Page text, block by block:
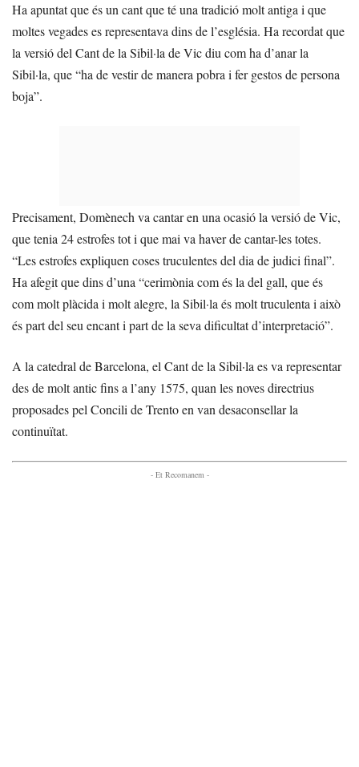
Ha apuntat que és un cant que té una tradició molt antiga i que
moltes vegades es representava dins de l’església. Ha recordat que
la versió del Cant de la Sibil·la de Vic diu com ha d’anar la
Sibil·la, que “ha de vestir de manera pobra i fer gestos de persona
boja”.
Precisament, Domènech va cantar en una ocasió la versió de Vic,
que tenia 24 estrofes tot i que mai va haver de cantar-les totes.
“Les estrofes expliquen coses truculentes del dia de judici final”.
Ha afegit que dins d’una “cerimònia com és la del gall, que és
com molt plàcida i molt alegre, la Sibil·la és molt truculenta i això
és part del seu encant i part de la seva dificultat d’interpretació”.
A la catedral de Barcelona, el Cant de la Sibil·la es va representar
des de molt antic fins a l’any 1575, quan les noves directrius
proposades pel Concili de Trento en van desaconsellar la
continuïtat.
- Et Recomanem -